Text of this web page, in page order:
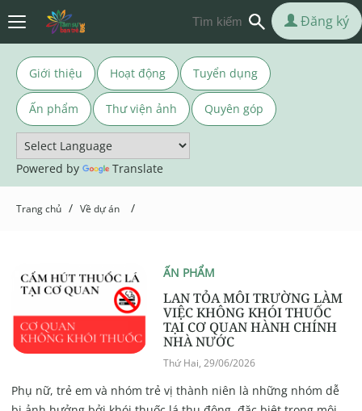
Giới thiệu Hoạt động Tuyển dụng
Ấn phẩm Thư viện ảnh Quyên góp
Powered by Translate
Đăng ký
Trang chủ / Về dự án /
ẤN PHẨM
LAN TỎA MÔI TRƯỜNG LÀM
VIỆC KHÔNG KHÓI THUỐC
TẠI CƠ QUAN HÀNH CHÍNH
NHÀ NƯỚC
Thứ Hai, 29/06/2026
Phụ nữ, trẻ em và nhóm trẻ vị thành niên là những nhóm dễ